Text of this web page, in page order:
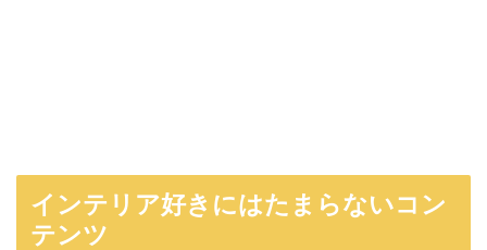
インテリア好きにはたまらないコン
テンツ